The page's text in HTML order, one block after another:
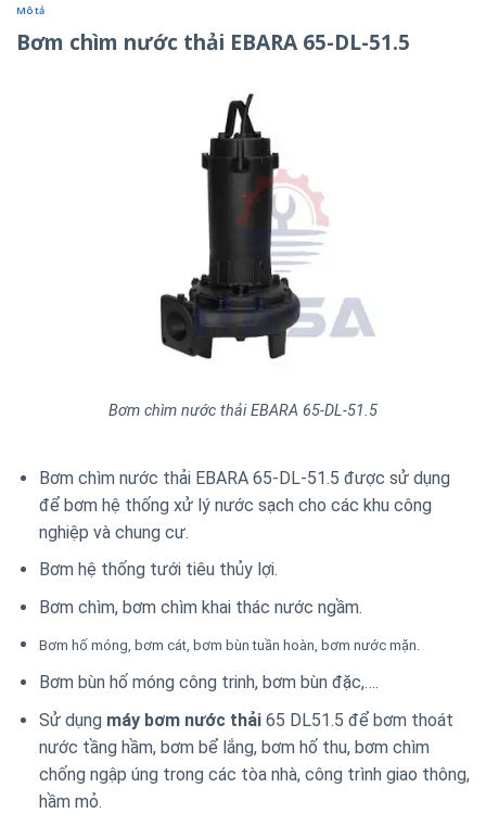
Mô tả
Bơm chìm nước thải EBARA 65-DL-51.5
Bơm chìm nước thải EBARA 65-DL-51.5
Bơm chìm nước thải EBARA 65-DL-51.5 được sử dụng
để bơm hệ thống xử lý nước sạch cho các khu công
nghiệp và chung cư.
Bơm hệ thống tưới tiêu thủy lợi.
Bơm chìm, bơm chìm khai thác nước ngầm.
Bơm hố móng, bơm cát, bơm bùn tuần hoàn, bơm nước mặn.
Bơm bùn hố móng công trinh, bơm bùn đặc,….
Sử dụng máy bơm nước thải65 DL51.5 để bơm thoát
nước tầng hầm, bơm bể lắng, bơm hố thu, bơm chìm
chống ngập úng trong các tòa nhà, công trình giao thông,
hầm mỏ.